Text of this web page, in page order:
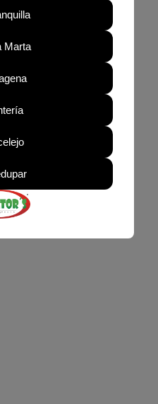
Marta